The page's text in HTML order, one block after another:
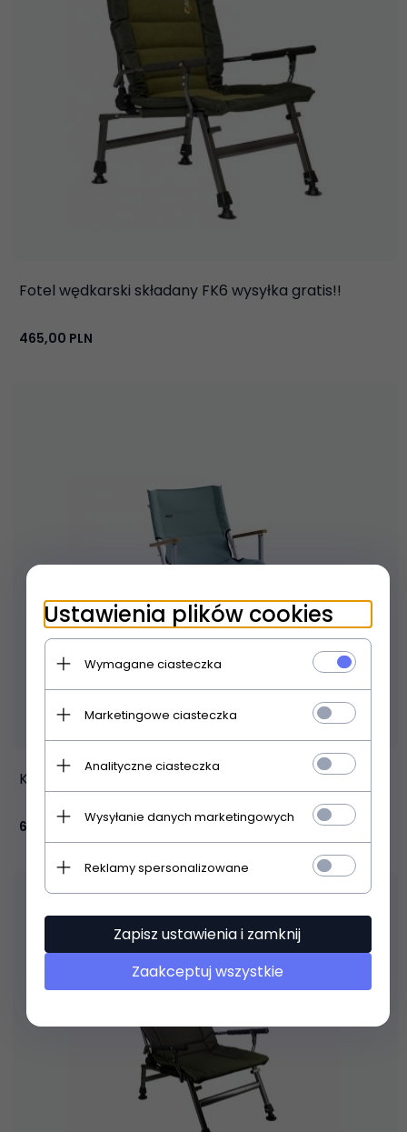
Fotel wędkarski składany FK6 wysyłka gratis!!
465,00 PLN
Krzesło składane Dometic GO compact
609, 00 PLN
Ustawienia plików cookies
Wymagane ciasteczka
Marketingowe ciasteczka
Analityczne ciasteczka
Wysyłanie danych marketingowych
Reklamy spersonalizowane
Zapisz ustawienia i zamknij
Zaakceptuj wszystkie